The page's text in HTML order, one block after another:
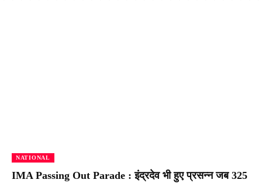
NATIONAL
IMA Passing Out Parade : इंद्रदेव भी हुए प्रसन्न जब 325